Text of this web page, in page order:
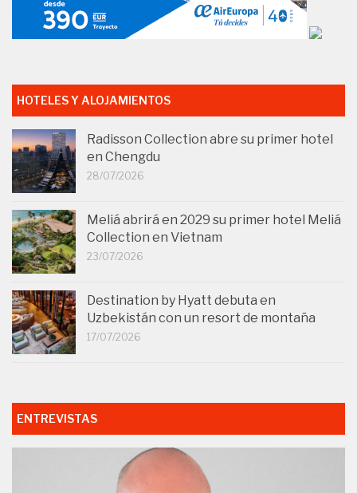
HOTELES Y ALOJAMIENTOS
Radisson Collection abre su primer hotel
en Chengdu
28/07/2026
Meliá abrirá en 2029 su primer hotel Meliá
Collection en Vietnam
23/07/2026
Destination by Hyatt debuta en
Uzbekistán con un resort de montaña
17/07/2026
ENTREVISTAS